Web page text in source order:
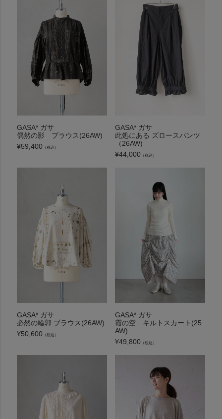
GASA* ガサ
偶然の影 ブラウス(26AW)
¥59,400 （税込）
GASA* ガサ
此処にある ズロースパンツ
（26AW)
¥44,000 （税込）
GASA* ガサ
必然の輪郭 ブラウス(26AW)
¥50,600 （税込）
GASA* ガサ
霞の空 キルトスカート(25
AW)
¥49,800 （税込）